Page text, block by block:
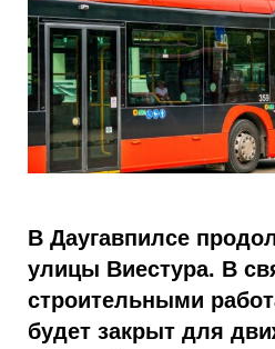
В Даугавпилсе
улицы Виестура. В
строительными
будет закрыт для